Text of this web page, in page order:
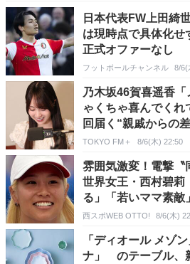
日本代表FW上田綺
は現時点で具体化せ
正式オファーなし
フットボールチャンネル 8/6(
乃木坂46賀喜遥香
ゃくちゃ喜んでく
回届く“親戚からの
TOKYO FM＋ 8/6(木) 22:50
雰囲気激変！電撃
世界女王・西村碧莉
る」「若いママ素敵
ん…」の声
西スポWEB OTTO! 8/6(木)
「ディオール メゾ
ナ」 のテーブル、